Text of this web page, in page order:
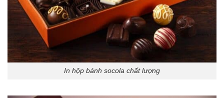
In hộp bánh socola chất lượng